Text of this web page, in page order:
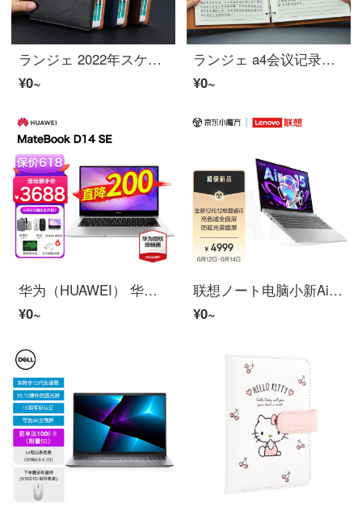
ランジェ 2022年スケジュール帳365天计划本a5能率手册一天一页日历ノートブック搭扣年历本ノート子文具定制logo 黑色（单本）
¥0~
ランジェ a4会议记录本大号ルーズリーフ式开会本子ビジネス皮面记录本工作日志本取り外し可能ノート子文具可定制logo 蓝色（单本）
¥0~
华为（HUAWEI） 华为ノート电脑MateBook D 14/15 全面屏轻薄ビジネスオフィス手提学生本 D14 SE银｜i5 8G+512G集显2022款
¥0~
联想ノート电脑小新Air15 2022 英特尔酷睿i5 轻薄本(12代i5-1240P 16G 512G 100%sRGB高色域)银 ビジネスオフィス
¥0~